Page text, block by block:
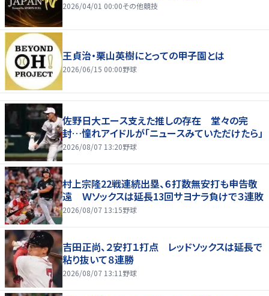
2026/04/01 00:00その他競技
王貞治・栗山英樹にとっての甲子園とは
2026/06/15 00:00野球
佐野日大エース支えた推しの存在 堂々の完
封…憧れアイドルが「ニュースみていただけたら」
2026/08/07 13:20野球
村上宗隆22戦連続出塁、６打数無安打も申告敬
遠 Ｗソックスは延長13回サヨナラ負けで３連敗
2026/08/07 13:15野球
吉田正尚、２安打１打点 レッドソックスは延長で
粘り抜いて８連勝
2026/08/07 13:11 野球